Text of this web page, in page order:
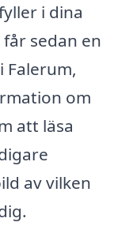
i dina
sedan en
Falerum,
om
att läsa
av vilken